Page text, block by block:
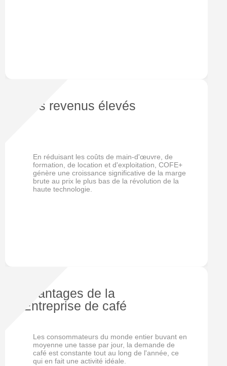
Des revenus élevés
En réduisant les coûts de main-d'œuvre, de
formation, de location et d'exploitation, COFE+
génère une croissance significative de la marge
brute au prix le plus bas de la révolution de la
haute technologie.
Avantages de la
Entreprise de café
Les consommateurs du monde entier buvant en
moyenne une tasse par jour, la demande de
café est constante tout au long de l'année, ce
qui en fait une activité idéale.